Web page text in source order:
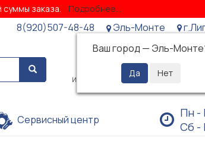
суммы заказа. Подробнее...
8(920)507-48-48
Эль-Монте
Ваш город — Эль-Монте
Избранное Просмотренные
Сервисный центр Пн -
Сб -